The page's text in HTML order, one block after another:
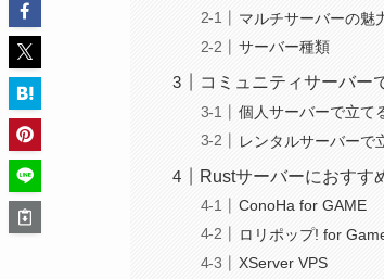
マルチサーバーの魅
サーバー種類
コミュニティサーバー
個人サーバーで立て
レンタルサーバーで
Rustサーバーにおすす
ConoHa for GAME
ロリポップ! for
XServer VPS